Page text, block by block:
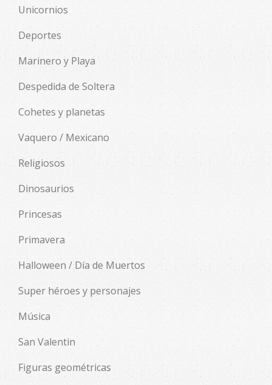
Unicornios
Deportes
Marinero y Playa
Despedida de Soltera
Cohetes y planetas
Vaquero / Mexicano
Religiosos
Dinosaurios
Princesas
Primavera
Halloween / Día de Muertos
Super héroes y personajes
Música
San Valentin
Figuras geométricas